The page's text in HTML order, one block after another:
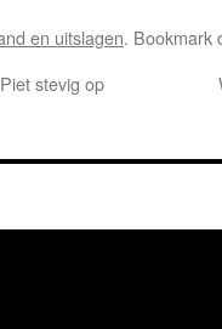
en uitslagen. Bookmark
stevig op